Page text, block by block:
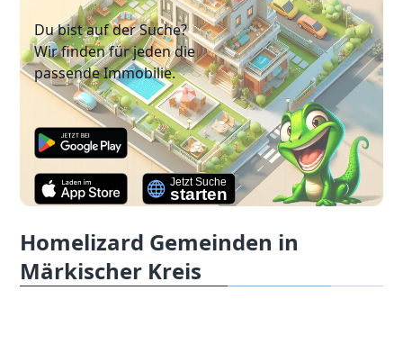
Du bist auf der Suche?
Wir finden für jeden die
passende Immobilie.
Homelizard Gemeinden in
Märkischer Kreis